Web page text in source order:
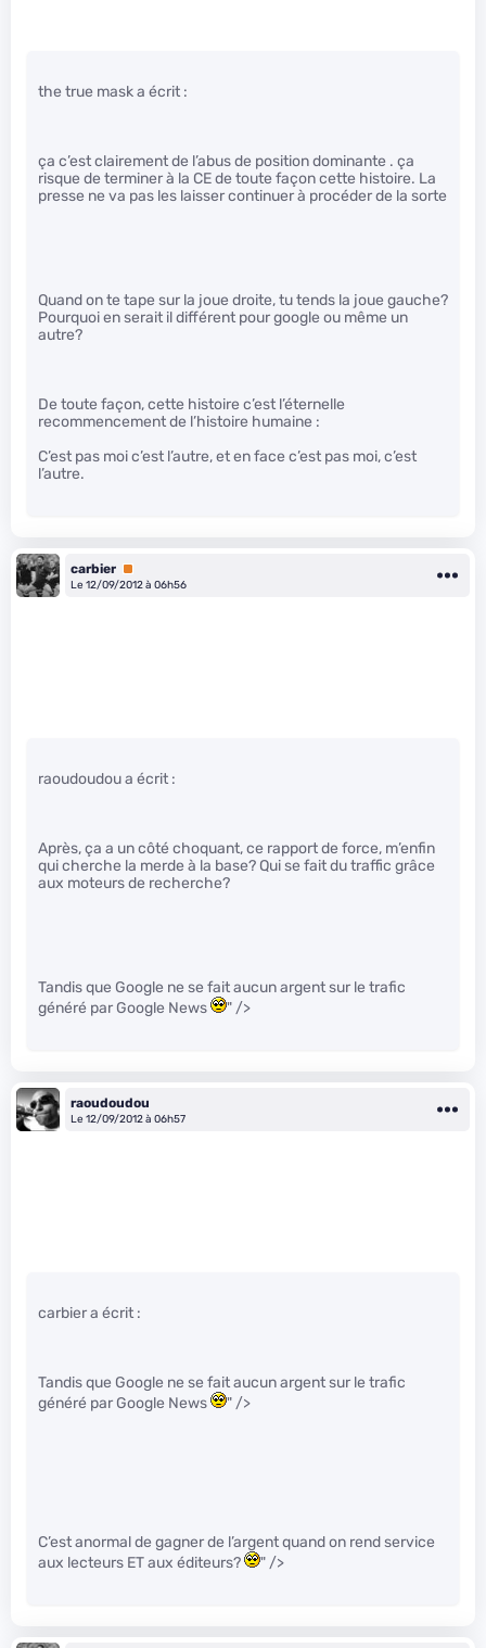
the true mask a écrit :
ça c’est clairement de l’abus de position dominante . ça
risque de terminer à la CE de toute façon cette histoire. La
presse ne va pas les laisser continuer à procéder de la sorte
Quand on te tape sur la joue droite, tu tends la joue gauche?
Pourquoi en serait il différent pour google ou même un
autre?
De toute façon, cette histoire c’est l’éternelle
recommencement de l’histoire humaine :
C’est pas moi c’est l’autre, et en face c’est pas moi, c’est
l’autre.
carbier Premium
Le 12/09/2012 à 06h56
raoudoudou a écrit :
Après, ça a un côté choquant, ce rapport de force, m’enfin
qui cherche la merde à la base? Qui se fait du traffic grâce
aux moteurs de recherche?
Tandis que Google ne se fait aucun argent sur le trafic
généré par Google News
" />
raoudoudou
Le 12/09/2012 à 06h57
carbier a écrit :
Tandis que Google ne se fait aucun argent sur le trafic
généré par Google News
" />
C’est anormal de gagner de l’argent quand on rend service
aux lecteurs ET aux éditeurs?
" />